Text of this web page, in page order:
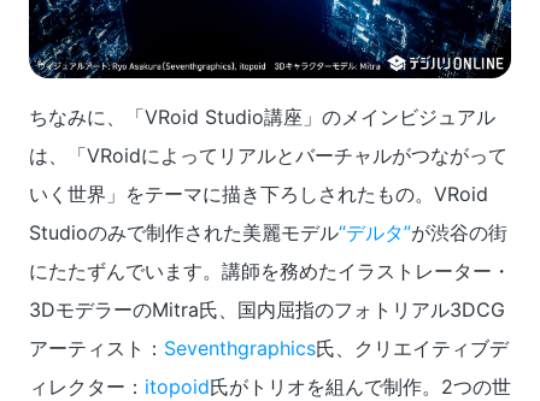
ちなみに、「VRoid Studio講座」のメインビジュアル
は、「VRoidによってリアルとバーチャルがつながって
いく世界」をテーマに描き下ろしされたもの。VRoid
Studioのみで制作された美麗モデル“デルタ”が渋谷の街
にたたずんでいます。講師を務めたイラストレーター・
3DモデラーのMitra氏、国内屈指のフォトリアル3DCG
アーティスト： Seventhgraphics氏、クリエイティブデ
ィレクター： itopoid氏がトリオを組んで制作。2つの世